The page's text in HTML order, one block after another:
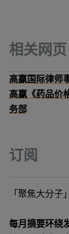
相关网页
高赢国际律师
高赢《药品价
务部
订阅
「聚焦大分子
每月摘要环绕